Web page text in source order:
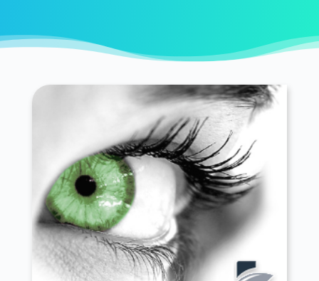
Boigneville 91720
Boissy-la-Rivière 91690
Boissy-sous-Saint-Yon 91790
Bondoufle 91070
Boullay-les-Troux 91470
Boussy-Saint-Antoine 91800
Boutervilliers 91150
Boutigny-sur-Essonne 91820
Bouville 91880
Brétigny-sur-Orge 91220
Breuillet 91650
Breux-Jouy 91650
Brières-les-Scellés 91150
Briis-sous-Forges 91640
Brouy 91150
Brunoy 91800
Bruyères-le-Châtel 91680
Buno-Bonnevaux 91720
Bures-sur-Yvette 91440
Cerny 91590
Chalo-Saint-Mars 91780
Chalou-Moulineux 91740